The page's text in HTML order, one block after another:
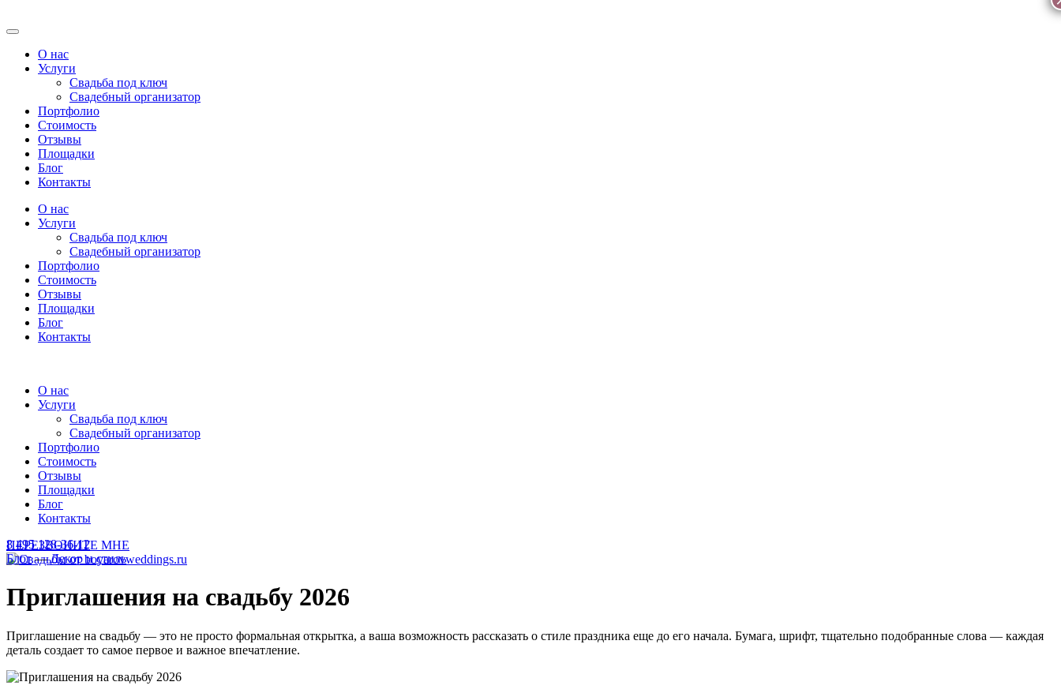
О нас
Услуги
Свадьба под ключ
Свадебный организатор
Портфолио
Стоимость
Отзывы
Площадки
Блог
Контакты
О нас
Услуги
Свадьба под ключ
Свадебный организатор
Портфолио
Стоимость
Отзывы
Площадки
Блог
Контакты
О нас
Услуги
Свадьба под ключ
Свадебный организатор
Портфолио
Стоимость
Отзывы
Площадки
Блог
Контакты
ПЕРЕЗВОНИТЕ МНЕ
8 495 128-36-12
Блог—Декор и стиль
Приглашения на свадьбу 2026
Приглашение на свадьбу — это не просто формальная открытка, а ваша возможность рассказать о стиле праздника еще до его начала. Бумага, шрифт, тщательно подобранные слова — каждая
деталь создает то самое первое и важное впечатление.